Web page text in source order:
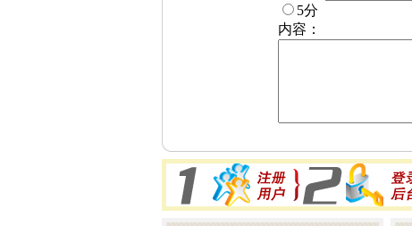
5分
内容：